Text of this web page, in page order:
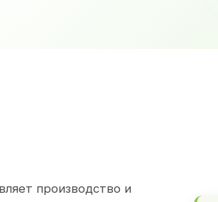
производство и